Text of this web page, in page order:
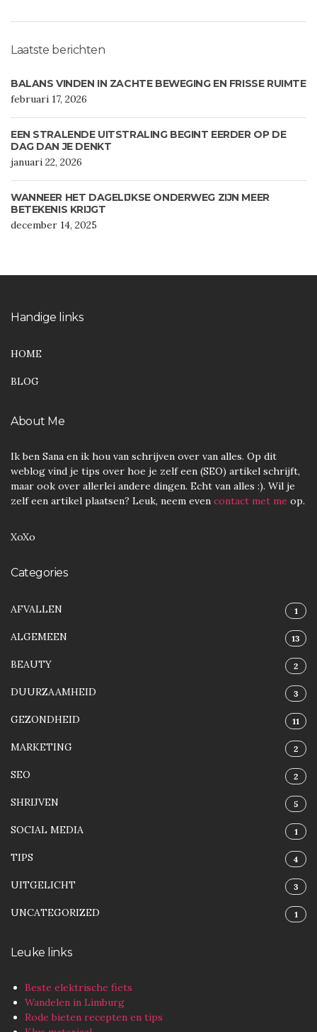
Laatste berichten
BALANS VINDEN IN ZACHTE BEWEGING EN FRISSE RUIMTE
februari 17, 2026
EEN STRALENDE UITSTRALING BEGINT EERDER OP DE
DAG DAN JE DENKT
januari 22, 2026
WANNEER HET DAGELIJKSE ONDERWEG ZIJN MEER
BETEKENIS KRIJGT
december 14, 2025
Handige links
HOME
BLOG
About Me
Ik ben Sana en ik hou van schrijven over van alles. Op dit
weblog vind je tips over hoe je zelf een (SEO) artikel schrijft,
maar ook over allerlei andere dingen. Echt van alles :). Wil je
zelf een artikel plaatsen? Leuk, neem even contact met me op.
XoXo
Categories
AFVALLEN 1
ALGEMEEN 13
BEAUTY 2
DUURZAAMHEID 3
GEZONDHEID 11
MARKETING 2
SEO 2
SHRIJVEN 5
SOCIAL MEDIA 1
TIPS 4
UITGELICHT 3
UNCATEGORIZED 1
Leuke links
Beste elektrische fiets
Wandelen in Limburg
Rode bieten recepten en tips